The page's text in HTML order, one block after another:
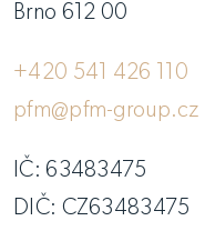
Brno 612 00
+420 541 426 110
pfm@pfm-group.cz
IČ: 63483475
DIČ: CZ63483475